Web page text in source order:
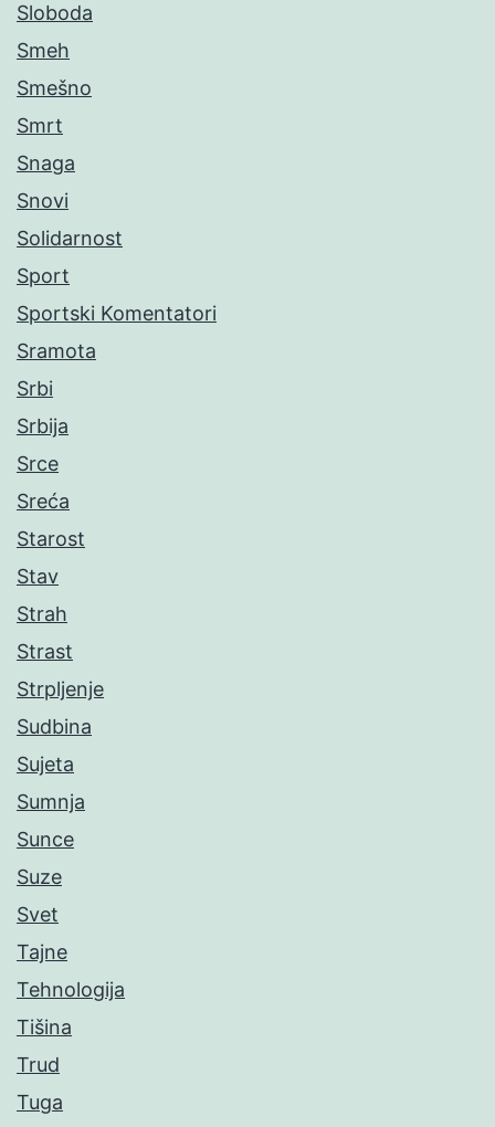
Sloboda
Smeh
Smešno
Smrt
Snaga
Snovi
Solidarnost
Sport
Sportski Komentatori
Sramota
Srbi
Srbija
Srce
Sreća
Starost
Stav
Strah
Strast
Strpljenje
Sudbina
Sujeta
Sumnja
Sunce
Suze
Svet
Tajne
Tehnologija
Tišina
Trud
Tuga